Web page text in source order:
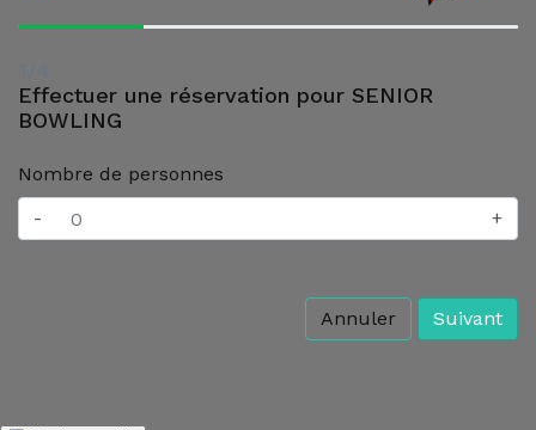
Effectuer une réservation pour SENIOR
BOWLING
Nombre de personnes
-
+
Annuler Suivant